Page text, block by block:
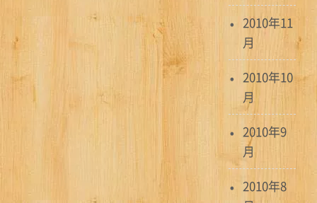
2010年11
月
2010年10
月
2010年9
月
2010年8